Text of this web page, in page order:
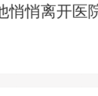
悄悄离开医